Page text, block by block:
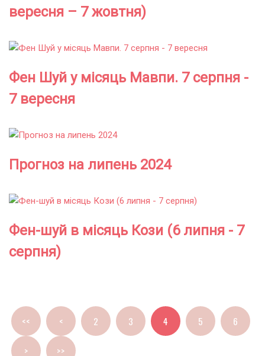
вересня – 7 жовтня)
Фен Шуй у місяць Мавпи. 7 серпня -
7 вересня
Прогноз на липень 2024
Фен-шуй в місяць Кози (6 липня - 7
серпня)
<< < 2 3 4 5 6
> >>